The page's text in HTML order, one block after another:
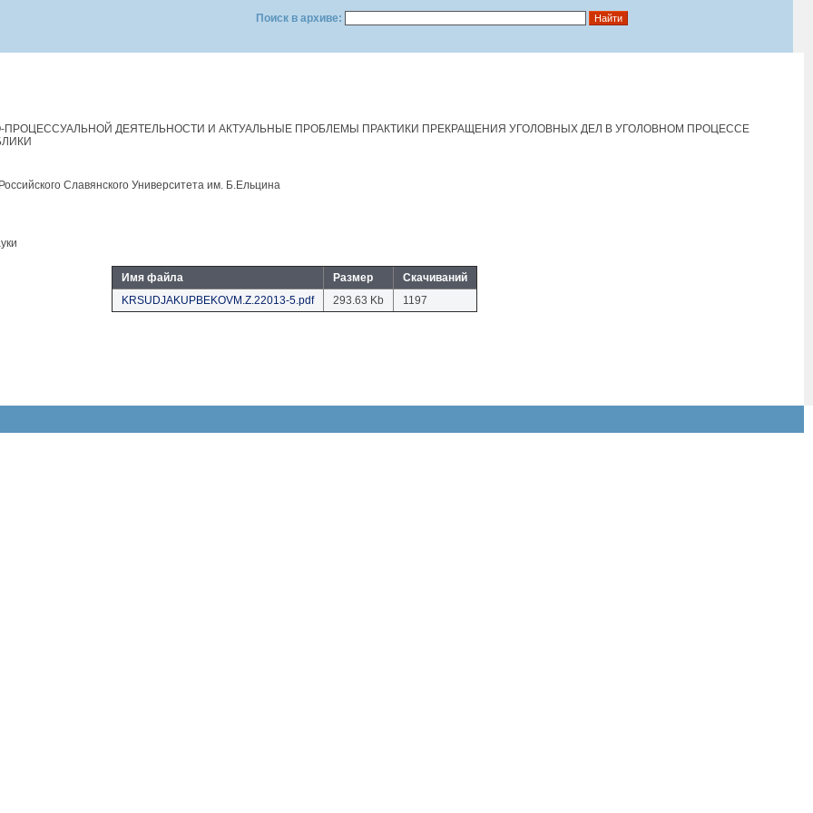
Поиск в архиве:
ПРОЦЕССУАЛЬНОЙ ДЕЯТЕЛЬНОСТИ И АКТУАЛЬНЫЕ ПРОБЛЕМЫ ПРАКТИКИ ПРЕКРАЩЕНИЯ УГОЛОВНЫХ ДЕЛ В УГОЛОВНОМ ПРОЦЕССЕ
Славянского Университета им. Б.Eльцина
Имя файла Размер
Скачиваний
KRSUDJAKUPBEKOVM.Z.22013-5.pdf
293.63 Kb 1197